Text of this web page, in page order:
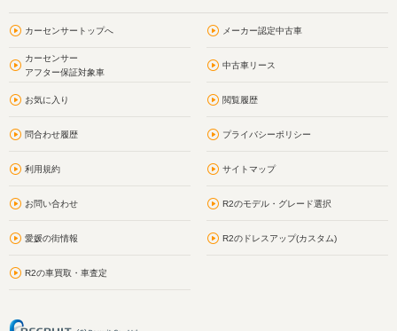
カーセンサートップへ メーカー認定中古車
カーセンサー
アフター保証対象車
中古車リース
お気に入り 閲覧履歴
問合わせ履歴 プライバシーポリシー
利用規約 サイトマップ
お問い合わせ R2のモデル・グレード選択
愛媛の街情報 R2のドレスアップ(カスタム)
R2の車買取・車査定